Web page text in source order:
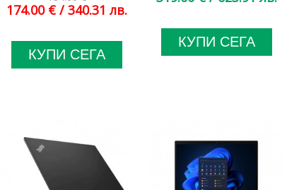
174.00 € / 340.31 лв.
КУПИ СЕГА
КУПИ СЕГА